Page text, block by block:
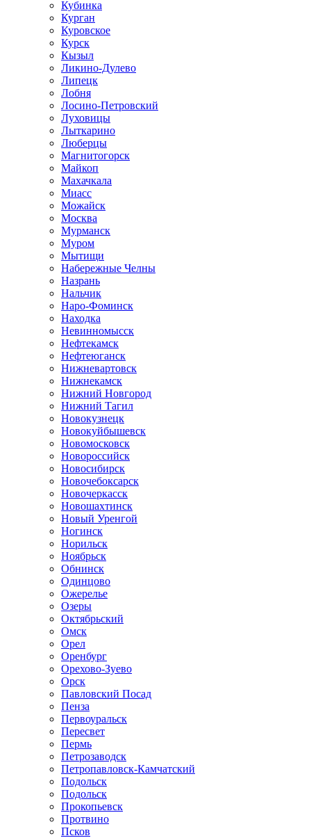
Кубинка
Курган
Куровское
Курск
Кызыл
Ликино-Дулево
Липецк
Лобня
Лосино-Петровский
Луховицы
Лыткарино
Люберцы
Магнитогорск
Майкоп
Махачкала
Миасс
Можайск
Москва
Мурманск
Муром
Мытищи
Набережные Челны
Назрань
Нальчик
Наро-Фоминск
Находка
Невинномысск
Нефтекамск
Нефтеюганск
Нижневартовск
Нижнекамск
Нижний Новгород
Нижний Тагил
Новокузнецк
Новокуйбышевск
Новомосковск
Новороссийск
Новосибирск
Новочебоксарск
Новочеркасск
Новошахтинск
Новый Уренгой
Ногинск
Норильск
Ноябрьск
Обнинск
Одинцово
Ожерелье
Озеры
Октябрьский
Омск
Орел
Оренбург
Орехово-Зуево
Орск
Павловский Посад
Пенза
Первоуральск
Пересвет
Пермь
Петрозаводск
Петропавловск-Камчатский
Подольск
Подольск
Прокопьевск
Протвино
Псков